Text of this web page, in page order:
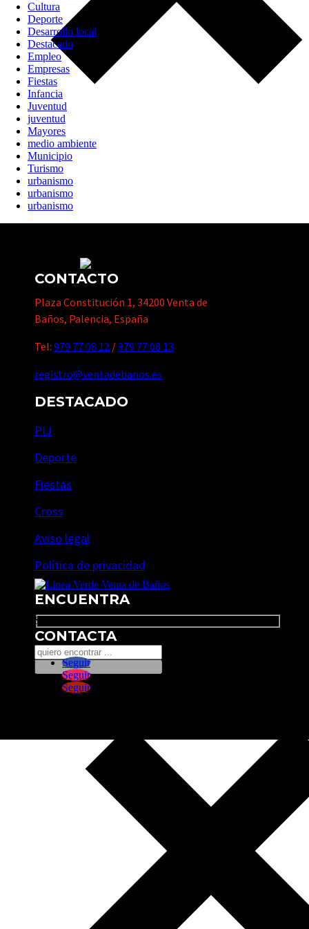
Cultura
Deporte
Desarrollo local
Destacado
Empleo
Empresas
Fiestas
Infancia
Juventud
juventud
Mayores
medio ambiente
Municipio
Turismo
urbanismo
urbanismo
urbanismo
CONTACTO
Plaza Constitución 1, 34200 Venta de
Baños, Palencia, España
Tel: 979 77 08 12 /979 77 08 13
registro@ventadebanos.es
DESTACADO
PIJ
Deporte
Fiestas
Cross
Aviso legal
Política de privacidad
ENCUENTRA
Search
CONTACTA
Seguir
Seguir
Seguir